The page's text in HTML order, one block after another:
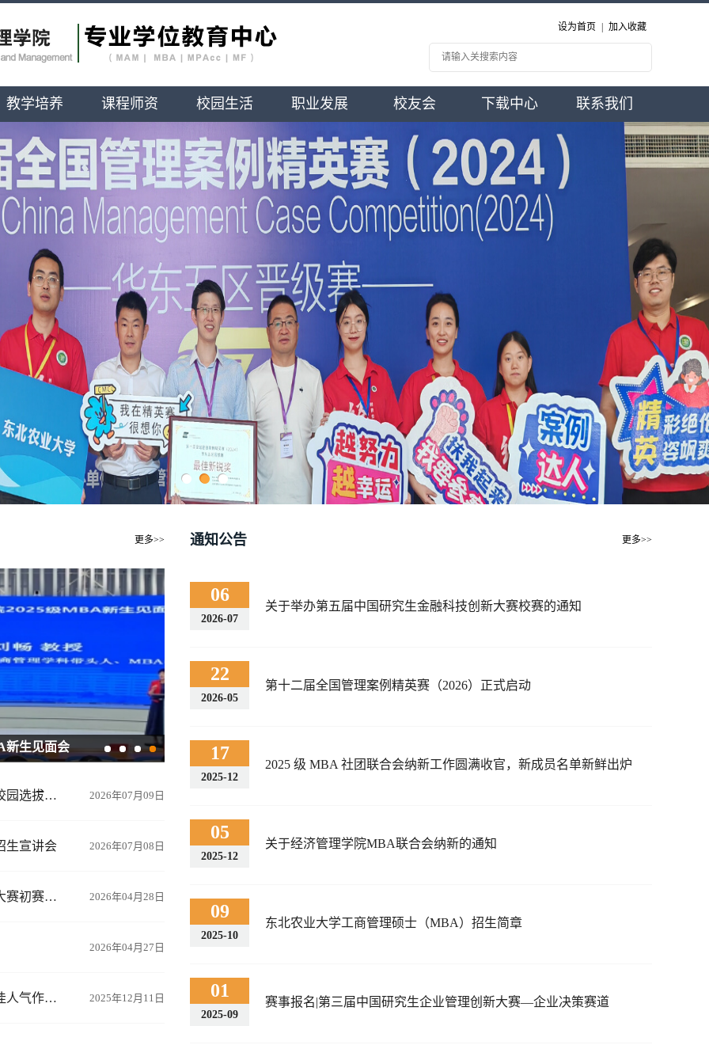
设为首页 加入收藏
教学培养 课程师资 校园生活 职业发展 校友会 下载中心 联系我们
更多>>
新生见面会
第十二届全国管理案例精英赛（2026）东北农业大学校园选拔赛顺利举行 2026年07月09日
生宣讲会 2026年07月08日
东北农业大学在2026年（第十二届）MPAcc学生案例大赛初赛第一阶段中斩获“东北赛区第一名” 2026年04月28日
2026年04月27日
经济管理学院学子闪耀全国管理案例精英赛，斩获最佳人气作品奖 2025年12月11日
通知公告 更多>>
06
2026-07
关于举办第五届中国研究生金融科技创新大赛校赛的通知
22
2026-05
第十二届全国管理案例精英赛（2026）正式启动
17
2025-12
2025 级 MBA 社团联合会纳新工作圆满收官，新成员名单新鲜出炉
05
2025-12
关于经济管理学院MBA联合会纳新的通知
09
2025-10
东北农业大学工商管理硕士（MBA）招生简章
01
2025-09
赛事报名|第三届中国研究生企业管理创新大赛—企业决策赛道